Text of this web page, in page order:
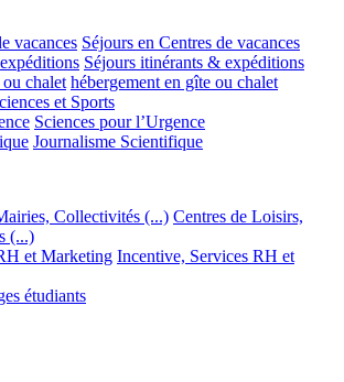
vacances Séjours en Centres de vacances
Séjours itinérants & expéditions
chalet hébergement en gîte ou chalet
et Sports
Sciences pour l’Urgence
Journalisme Scientifique
Collectivités (...) Centres de Loisirs,
(...)
et Marketing Incentive, Services RH et
étudiants